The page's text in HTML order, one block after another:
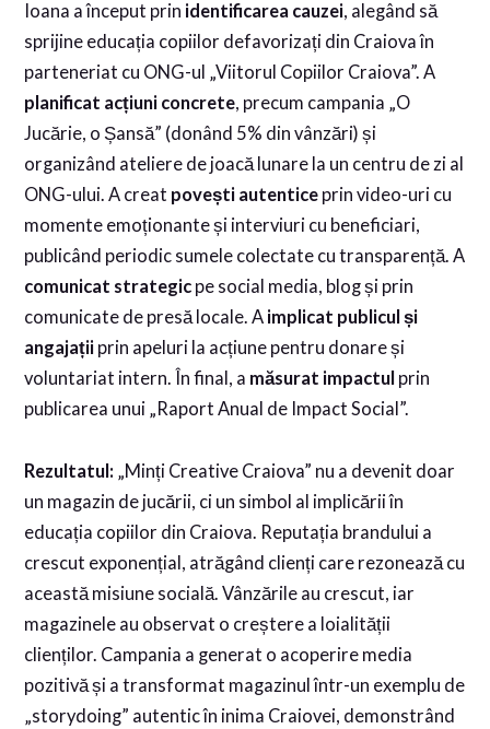
Ioana a început prin identificarea cauzei, alegând să
sprijine educația copiilor defavorizați din Craiova în
parteneriat cu ONG-ul „Viitorul Copiilor Craiova”. A
planificat acțiuni concrete, precum campania „O
Jucărie, o Șansă” (donând 5% din vânzări) și
organizând ateliere de joacă lunare la un centru de zi al
ONG-ului. A creat povești autentice prin video-uri cu
momente emoționante și interviuri cu beneficiari,
publicând periodic sumele colectate cu transparență. A
comunicat strategic pe social media, blog și prin
comunicate de presă locale. A implicat publicul și
angajații prin apeluri la acțiune pentru donare și
voluntariat intern. În final, a măsurat impactul prin
publicarea unui „Raport Anual de Impact Social”.
Rezultatul: „Minți Creative Craiova” nu a devenit doar
un magazin de jucării, ci un simbol al implicării în
educația copiilor din Craiova. Reputația brandului a
crescut exponențial, atrăgând clienți care rezonează cu
această misiune socială. Vânzările au crescut, iar
magazinele au observat o creștere a loialității
clienților. Campania a generat o acoperire media
pozitivă și a transformat magazinul într-un exemplu de
„storydoing” autentic în inima Craiovei, demonstrând